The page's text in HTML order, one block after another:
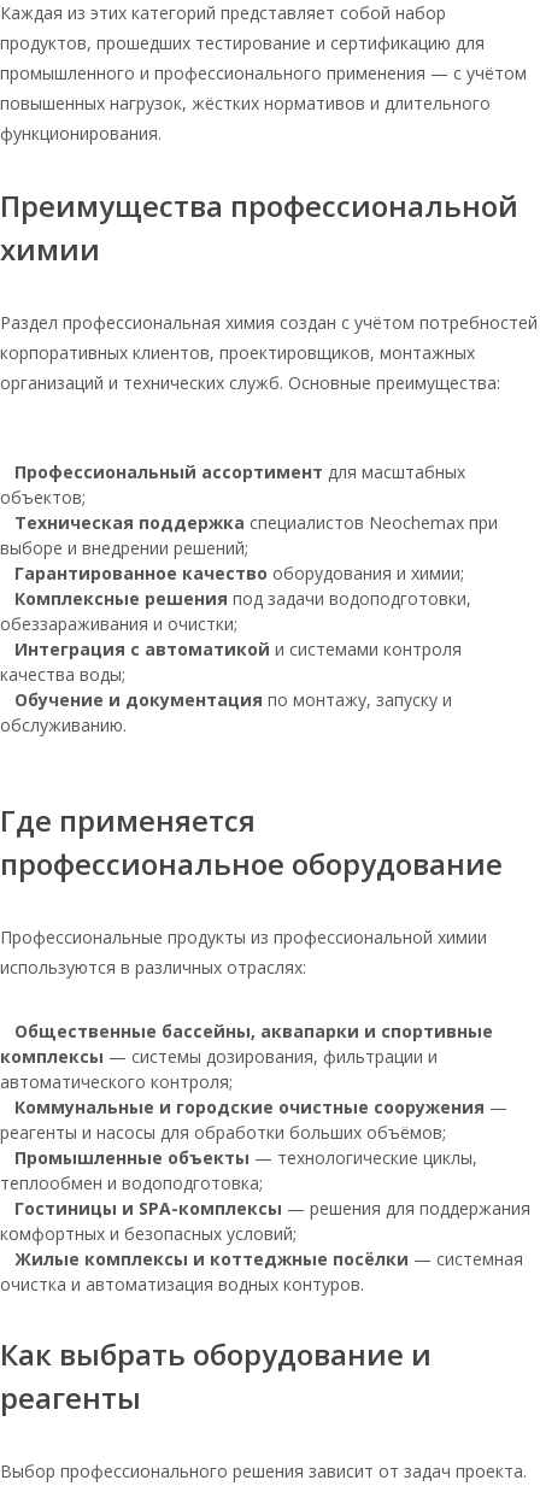
Руссоль мешок 25 кг
Соль таблетированная в мешках по
25 кг
Соль таблетированная для
Таблетированная соль мозырьсоль
мешок 25 кг
Соль для систем очистки воды
таблетированная
Соль таблетированная оптом
таблетированная в мешках
Соль таблетированная мозырьсоль 10
Соль таблетированная мешок 25кг
Соль таблетированная для воды
Руссоль таблетированная соль 25 кг
Соль таблетированная 50
Соль таблетированная
Соль мозырьсоль таблетированная
Таблетированная соль 10кг
Соль таблетированная 5 кг
Соль таблетированная в мешках по
Соль таблетированная 25кг
мозырьсоль
Мозырь соль
Соль мозырьсоль таблетированная
для водоочистки 25
Тульская соль 25 кг
Соль таблетированная по 25 кг
Руссоль экстра
Соль таблетированная 1 мешок 25 кг
Каждая из этих категорий представляет собой набор
продуктов, прошедших тестирование и сертификацию для
промышленного и профессионального применения — с учётом
повышенных нагрузок, жёстких нормативов и длительного
функционирования.
Преимущества профессиональной
химии
Раздел профессиональная химия создан с учётом потребностей
корпоративных клиентов, проектировщиков, монтажных
организаций и технических служб. Основные преимущества:
Профессиональный ассортимент для масштабных
объектов;
Техническая поддержка специалистов Neochemax при
выборе и внедрении решений;
Гарантированное качество оборудования и химии;
Комплексные решения под задачи водоподготовки,
обеззараживания и очистки;
Интеграция с автоматикой и системами контроля
качества воды;
Обучение и документация по монтажу, запуску и
обслуживанию.
Где применяется
профессиональное оборудование
Профессиональные продукты из профессиональной химии
используются в различных отраслях:
Общественные бассейны, аквапарки и спортивные
комплексы — системы дозирования, фильтрации и
автоматического контроля;
Коммунальные и городские очистные сооружения —
реагенты и насосы для обработки больших объёмов;
Промышленные объекты — технологические циклы,
теплообмен и водоподготовка;
Гостиницы и SPA-комплексы — решения для поддержания
комфортных и безопасных условий;
Жилые комплексы и коттеджные посёлки — системная
очистка и автоматизация водных контуров.
Как выбрать оборудование и
реагенты
Выбор профессионального решения зависит от задач проекта.